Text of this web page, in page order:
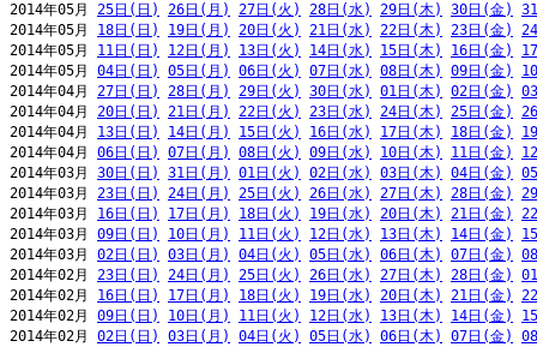
2014年05月 25日(日) 26日(月) 27日(火) 28日(水) 29日(木) 30日(金)
2014年05月 18日(日) 19日(月) 20日(火) 21日(水) 22日(木) 23日(金)
2014年05月 11日(日) 12日(月) 13日(火) 14日(水) 15日(木) 16日(金)
2014年05月 04日(日) 05日(月) 06日(火) 07日(水) 08日(木) 09日(金)
2014年04月 27日(日) 28日(月) 29日(火) 30日(水) 01日(木) 02日(金)
2014年04月 20日(日) 21日(月) 22日(火) 23日(水) 24日(木) 25日(金)
2014年04月 13日(日) 14日(月) 15日(火) 16日(水) 17日(木) 18日(金)
2014年04月 06日(日) 07日(月) 08日(火) 09日(水) 10日(木) 11日(金)
2014年03月 30日(日) 31日(月) 01日(火) 02日(水) 03日(木) 04日(金)
2014年03月 23日(日) 24日(月) 25日(火) 26日(水) 27日(木) 28日(金)
2014年03月 16日(日) 17日(月) 18日(火) 19日(水) 20日(木) 21日(金)
2014年03月 09日(日) 10日(月) 11日(火) 12日(水) 13日(木) 14日(金)
2014年03月 02日(日) 03日(月) 04日(火) 05日(水) 06日(木) 07日(金)
2014年02月 23日(日) 24日(月) 25日(火) 26日(水) 27日(木) 28日(金)
2014年02月 16日(日) 17日(月) 18日(火) 19日(水) 20日(木) 21日(金)
2014年02月 09日(日) 10日(月) 11日(火) 12日(水) 13日(木) 14日(金)
2014年02月 02日(日) 03日(月) 04日(火) 05日(水) 06日(木) 07日(金)